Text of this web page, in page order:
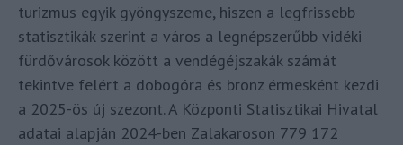
turizmus egyik gyöngyszeme, hiszen a legfrissebb
statisztikák szerint a város a legnépszerűbb vidéki
fürdővárosok között a vendégéjszakák számát
tekintve felért a dobogóra és bronz érmesként kezdi
a 2025-ös új szezont. A Központi Statisztikai Hivatal
adatai alapján 2024-ben Zalakaroson 779 172